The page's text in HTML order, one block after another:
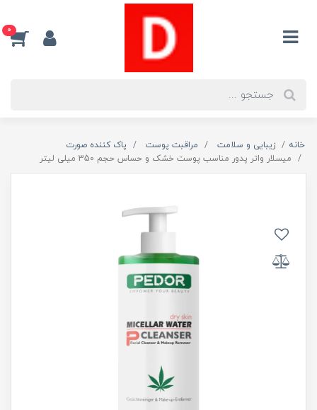
0
خانه زیبایی و سلامت مراقبت پوست
پاک کننده صورت
میسلار واتر پدور مناسب پوست خشک و حساس حجم 350 میلی لیتر